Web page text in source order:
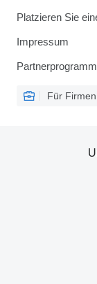
Platzieren Sie
Impressum
Partnerprogramm
Für Firmen